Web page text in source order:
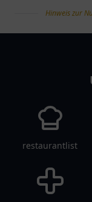
erwarten Sie.
Hinweis zur
restaurantlist